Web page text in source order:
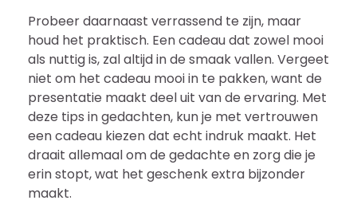
Probeer daarnaast verrassend te zijn, maar
houd het praktisch. Een cadeau dat zowel mooi
als nuttig is, zal altijd in de smaak vallen. Vergeet
niet om het cadeau mooi in te pakken, want de
presentatie maakt deel uit van de ervaring. Met
deze tips in gedachten, kun je met vertrouwen
een cadeau kiezen dat echt indruk maakt. Het
draait allemaal om de gedachte en zorg die je
erin stopt, wat het geschenk extra bijzonder
maakt.